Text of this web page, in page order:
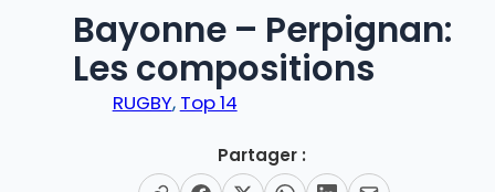
Bayonne – Perpignan:
Les compositions
RUGBY, Top 14
Partager :